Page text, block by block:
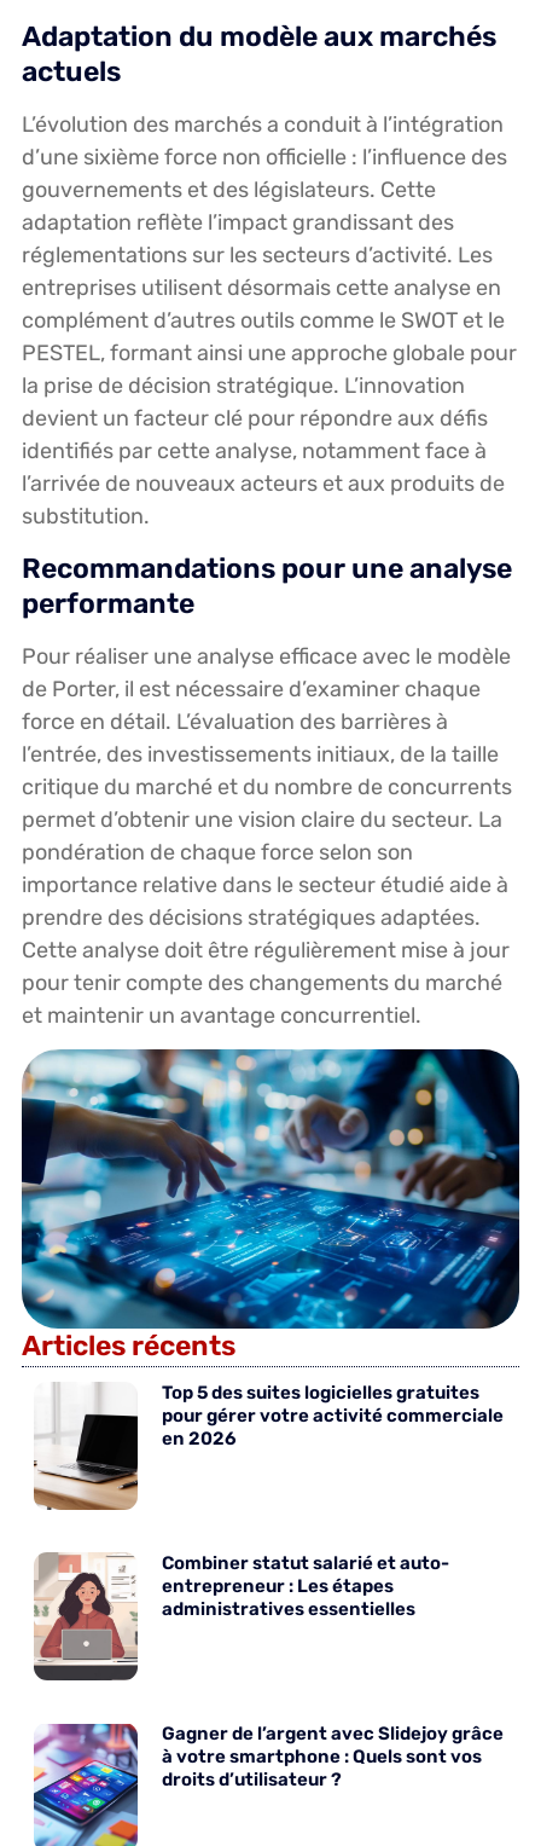
Adaptation du modèle aux marchés
actuels
L’évolution des marchés a conduit à l’intégration
d’une sixième force non officielle : l’influence des
gouvernements et des législateurs. Cette
adaptation reflète l’impact grandissant des
réglementations sur les secteurs d’activité. Les
entreprises utilisent désormais cette analyse en
complément d’autres outils comme le SWOT et le
PESTEL, formant ainsi une approche globale pour
la prise de décision stratégique. L’innovation
devient un facteur clé pour répondre aux défis
identifiés par cette analyse, notamment face à
l’arrivée de nouveaux acteurs et aux produits de
substitution.
Recommandations pour une analyse
performante
Pour réaliser une analyse efficace avec le modèle
de Porter, il est nécessaire d’examiner chaque
force en détail. L’évaluation des barrières à
l’entrée, des investissements initiaux, de la taille
critique du marché et du nombre de concurrents
permet d’obtenir une vision claire du secteur. La
pondération de chaque force selon son
importance relative dans le secteur étudié aide à
prendre des décisions stratégiques adaptées.
Cette analyse doit être régulièrement mise à jour
pour tenir compte des changements du marché
et maintenir un avantage concurrentiel.
Articles récents
Top 5 des suites logicielles gratuites
pour gérer votre activité commerciale
en 2026
Combiner statut salarié et auto-
entrepreneur : Les étapes
administratives essentielles
Gagner de l’argent avec Slidejoy grâce
à votre smartphone : Quels sont vos
droits d’utilisateur ?